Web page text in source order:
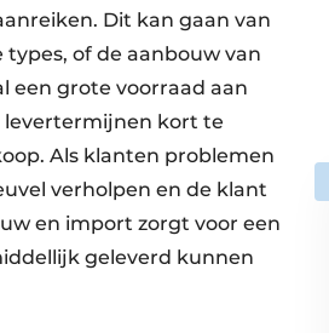
Dit kan gaan van
of de aanbouw van
een grote voorraad aan
levertermijnen kort te
Als klanten problemen
verholpen en de klant
en import zorgt voor een
geleverd kunnen